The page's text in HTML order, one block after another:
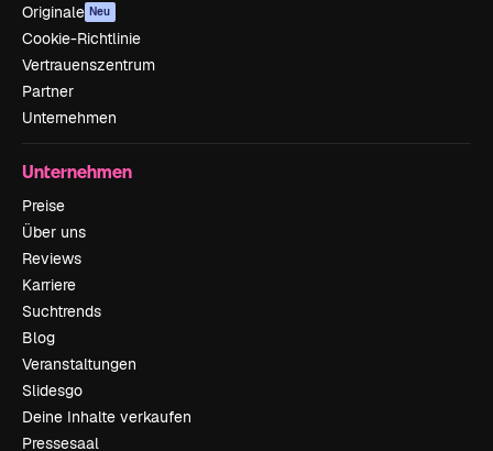
Originale Neu
Cookie-Richtlinie
Vertrauenszentrum
Partner
Unternehmen
Unternehmen
Preise
Über uns
Reviews
Karriere
Suchtrends
Blog
Veranstaltungen
Slidesgo
Deine Inhalte verkaufen
Pressesaal